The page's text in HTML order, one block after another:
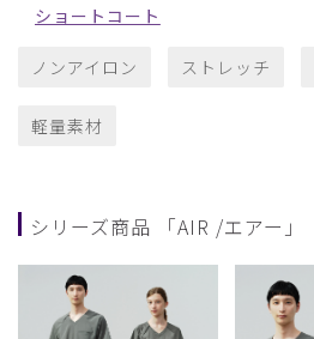
ショートコート
ノンアイロン ストレッチ
軽量素材
シリーズ商品 「AIR /エアー」